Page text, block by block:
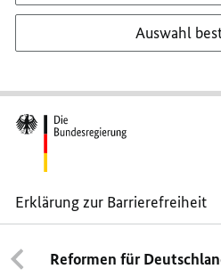
Auswahl
Erklärung zur Barrierefreiheit
Erklärung
zur
Barrierefreiheit
Reformen für